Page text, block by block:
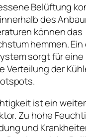
Belüftung
des
können das
hemmen.
sorgt für eine
Verteilung der
ist ein
Zu hohe
und